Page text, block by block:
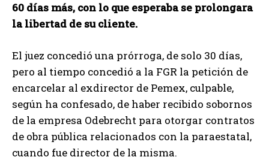
60 días más, con lo que esperaba se prolongara
la libertad de su cliente.
El juez concedió una prórroga, de solo 30 días,
pero al tiempo concedió a la FGR la petición de
encarcelar al exdirector de Pemex, culpable,
según ha confesado, de haber recibido sobornos
de la empresa Odebrecht para otorgar contratos
de obra pública relacionados con la paraestatal,
cuando fue director de la misma.